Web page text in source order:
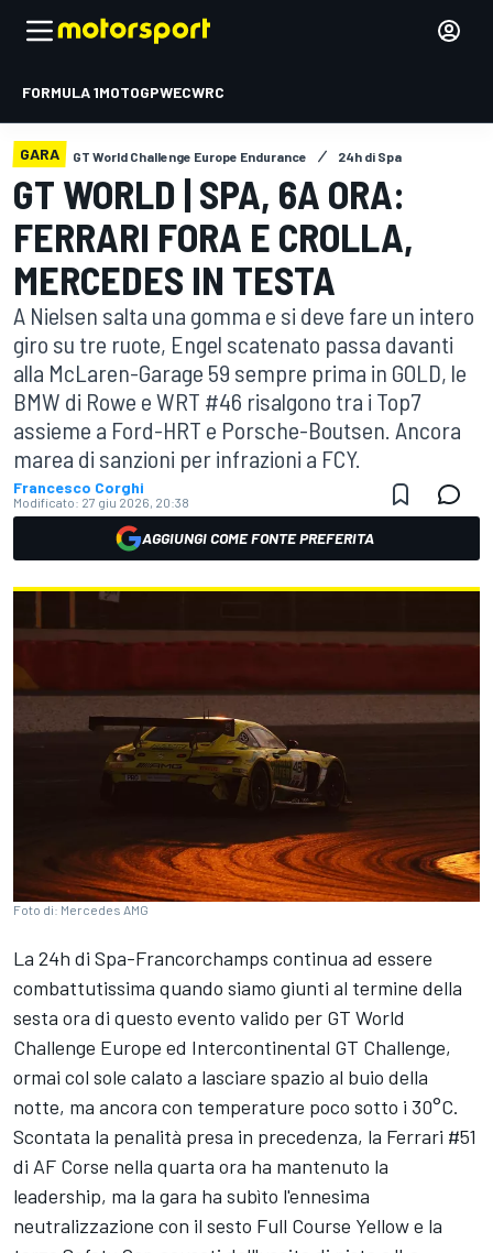
FORMULA 1MOTOGPWECWRC
GARA GT World Challenge Europe Endurance 24h di Spa
GT WORLD | SPA, 6A ORA:
FERRARI FORA E CROLLA,
MERCEDES IN TESTA
A Nielsen salta una gomma e si deve fare un intero
giro su tre ruote, Engel scatenato passa davanti
alla McLaren-Garage 59 sempre prima in GOLD, le
BMW di Rowe e WRT #46 risalgono tra i Top7
assieme a Ford-HRT e Porsche-Boutsen. Ancora
marea di sanzioni per infrazioni a FCY.
Francesco Corghi
Modificato: 27 giu 2026, 20:38
AGGIUNGI COME FONTE PREFERITA
Foto di: Mercedes AMG
La 24h di Spa-Francorchamps continua ad essere
combattutissima quando siamo giunti al termine della
sesta ora di questo evento valido per GT World
Challenge Europe ed Intercontinental GT Challenge,
ormai col sole calato a lasciare spazio al buio della
notte, ma ancora con temperature poco sotto i 30°C.
Scontata la penalità presa in precedenza, la Ferrari #51
di AF Corse nella quarta ora ha mantenuto la
leadership, ma la gara ha subìto l'ennesima
neutralizzazione con il sesto Full Course Yellow e la